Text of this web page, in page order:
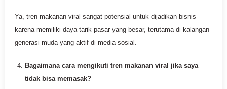
Ya, tren makanan viral sangat potensial untuk dijadikan bisnis
karena memiliki daya tarik pasar yang besar, terutama di kalangan
generasi muda yang aktif di media sosial.
Bagaimana cara mengikuti tren makanan viral jika saya
tidak bisa memasak?